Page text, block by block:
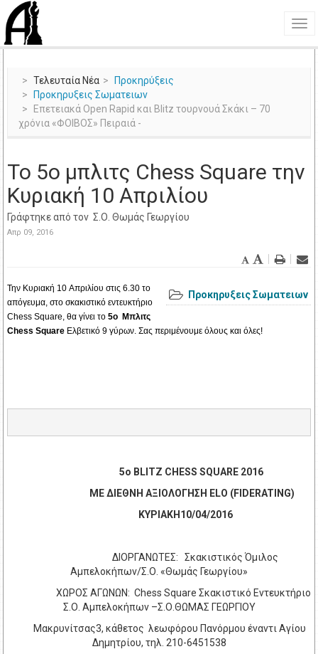
Τελευταία Νέα
Προκηρύξεις
Προκηρυξεις Σωματειων
Επετειακά Open Rapid και Blitz τουρνουά Σκάκι – 70
χρόνια «ΦΟΙΒΟΣ» Πειραιά -
To 5o μπλιτς Chess Square την
Κυριακή 10 Απριλίου
Γράφτηκε από τον Σ.Ο. Θωμάς Γεωργίου
Απρ 09, 2016
Προκηρυξεις Σωματειων
Την Κυριακή 10 Απριλίου στις 6.30 το
απόγευμα, στο σκακιστικό εντευκτήριο
Chess Square, θα γίνει το 5ο Μπλιτς
Chess Square Ελβετικό 9 γύρων. Σας περιμένουμε όλους και όλες!
5o BLITZ CHESS SQUARE 2016
ΜΕ ΔΙΕΘΝΗ ΑΞΙΟΛΟΓΗΣΗ ELO (FIDERATING)
ΚΥΡΙΑΚΗ10/04/2016
ΔΙΟΡΓΑΝΩΤΕΣ: Σκακιστικός Όμιλος
Αμπελοκήπων/Σ.Ο. «Θωμάς Γεωργίου»
ΧΩΡΟΣ ΑΓΩΝΩΝ: Chess Square Σκακιστικό Εντευκτήριο
Σ.Ο. Αμπελοκήπων –Σ.Ο.ΘΩΜΑΣ ΓΕΩΡΓΙΟΥ
Μακρυνίτσας3, κάθετος λεωφόρου Πανόρμου έναντι Αγίου
Δημητρίου, τηλ. 210-6451538